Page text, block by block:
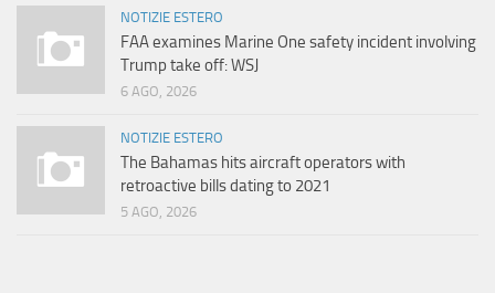
NOTIZIE ESTERO
FAA examines Marine One safety incident involving
Trump take off: WSJ
6 AGO, 2026
NOTIZIE ESTERO
The Bahamas hits aircraft operators with
retroactive bills dating to 2021
5 AGO, 2026